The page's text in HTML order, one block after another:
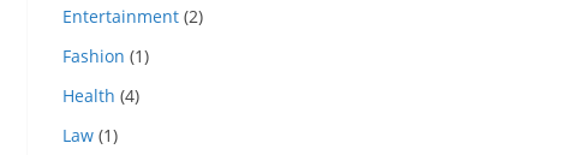
Entertainment (2)
Fashion (1)
Health (4)
Law (1)